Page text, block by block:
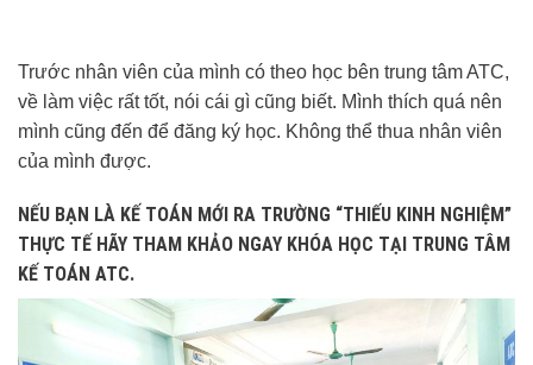
Trước nhân viên của mình có theo học bên trung tâm ATC,
về làm việc rất tốt, nói cái gì cũng biết. Mình thích quá nên
mình cũng đến để đăng ký học. Không thể thua nhân viên
của mình được.
NẾU BẠN LÀ KẾ TOÁN MỚI RA TRƯỜNG “THIẾU KINH NGHIỆM”
THỰC TẾ HÃY THAM KHẢO NGAY KHÓA HỌC TẠI TRUNG TÂM
KẾ TOÁN ATC.